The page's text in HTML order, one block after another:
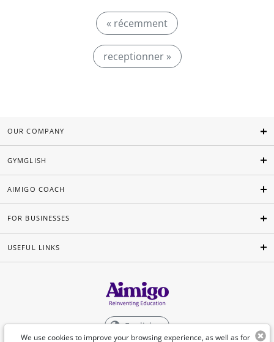
« récemment
receptionner »
We use cookies to improve your browsing experience, as well as for
OUR COMPANY
GYMGLISH
AIMIGO COACH
FOR BUSINESSES
USEFUL LINKS
English